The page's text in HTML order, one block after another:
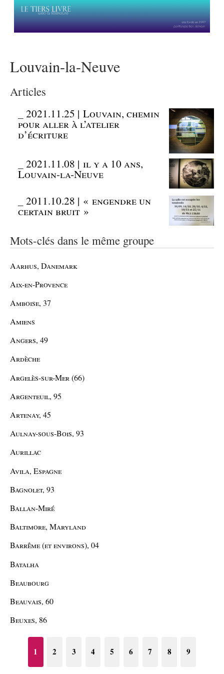
Louvain-la-Neuve
Articles
_2021.11.25 | Louvain, chemin
pour aller à l’atelier
d’écriture
_2021.11.08 | il y a 10 ans,
Louvain-la-Neuve
_2011.10.28 | « engendre un
certain bruit »
Mots-clés dans le même groupe
Aarhus, Danemark
Aix-en-Provence
Amboise, 37
Amiens
Angers, 49
Ardèche
Argelès-sur-Mer (66)
Argenteuil, 95
Artenay, 45
Aulnay-sous-Bois, 93
Aurillac
Avila, Espagne
Bagnolet, 93
Ballan-Miré
Baltimore, Maryland
Barrême (et environs), 04
Batalha
Beaubourg
Beauvais, 60
Beuxes, 86
1 2 3 4 5 6 7 8 9